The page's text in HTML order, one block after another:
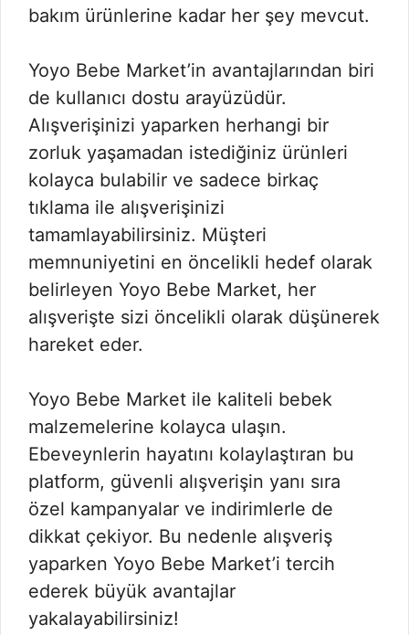
bakım ürünlerine kadar her şey mevcut.
Yoyo Bebe Market’in avantajlarından biri
de kullanıcı dostu arayüzüdür.
Alışverişinizi yaparken herhangi bir
zorluk yaşamadan istediğiniz ürünleri
kolayca bulabilir ve sadece birkaç
tıklama ile alışverişinizi
tamamlayabilirsiniz. Müşteri
memnuniyetini en öncelikli hedef olarak
belirleyen Yoyo Bebe Market, her
alışverişte sizi öncelikli olarak düşünerek
hareket eder.
Yoyo Bebe Market ile kaliteli bebek
malzemelerine kolayca ulaşın.
Ebeveynlerin hayatını kolaylaştıran bu
platform, güvenli alışverişin yanı sıra
özel kampanyalar ve indirimlerle de
dikkat çekiyor. Bu nedenle alışveriş
yaparken Yoyo Bebe Market’i tercih
ederek büyük avantajlar
yakalayabilirsiniz!